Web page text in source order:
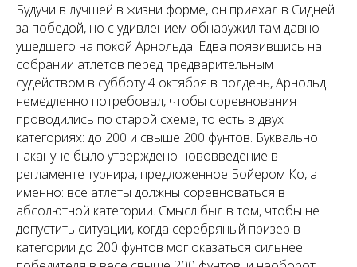
Будучи в лучшей в жизни форме, он приехал в Сидней
за победой, но с удивлением обнаружил там давно
ушедшего на покой Арнольда. Едва появившись на
собрании атлетов перед предварительным
судейством в субботу 4 октября в полдень, Арнольд
немедленно потребовал, чтобы соревнования
проводились по старой схеме, то есть в двух
категориях: до 200 и свыше 200 фунтов. Буквально
накануне было утверждено нововведение в
регламенте турнира, предложенное Бойером Ко, а
именно: все атлеты должны соревноваться в
абсолютной категории. Смысл был в том, чтобы не
допустить ситуации, когда серебряный призер в
категории до 200 фунтов мог оказаться сильнее